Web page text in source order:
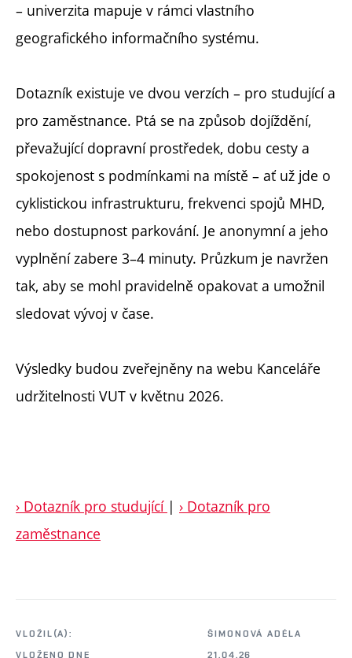
– univerzita mapuje v rámci vlastního
geografického informačního systému.
Dotazník existuje ve dvou verzích – pro studující a
pro zaměstnance. Ptá se na způsob dojíždění,
převažující dopravní prostředek, dobu cesty a
spokojenost s podmínkami na místě – ať už jde o
cyklistickou infrastrukturu, frekvenci spojů MHD,
nebo dostupnost parkování. Je anonymní a jeho
vyplnění zabere 3–4 minuty. Průzkum je navržen
tak, aby se mohl pravidelně opakovat a umožnil
sledovat vývoj v čase.
Výsledky budou zveřejněny na webu Kanceláře
udržitelnosti VUT v květnu 2026.
› Dotazník pro studující | › Dotazník pro
zaměstnance
VLOŽIL(A):
ŠIMONOVÁ ADÉLA
VLOŽENO DNE
21.04.26